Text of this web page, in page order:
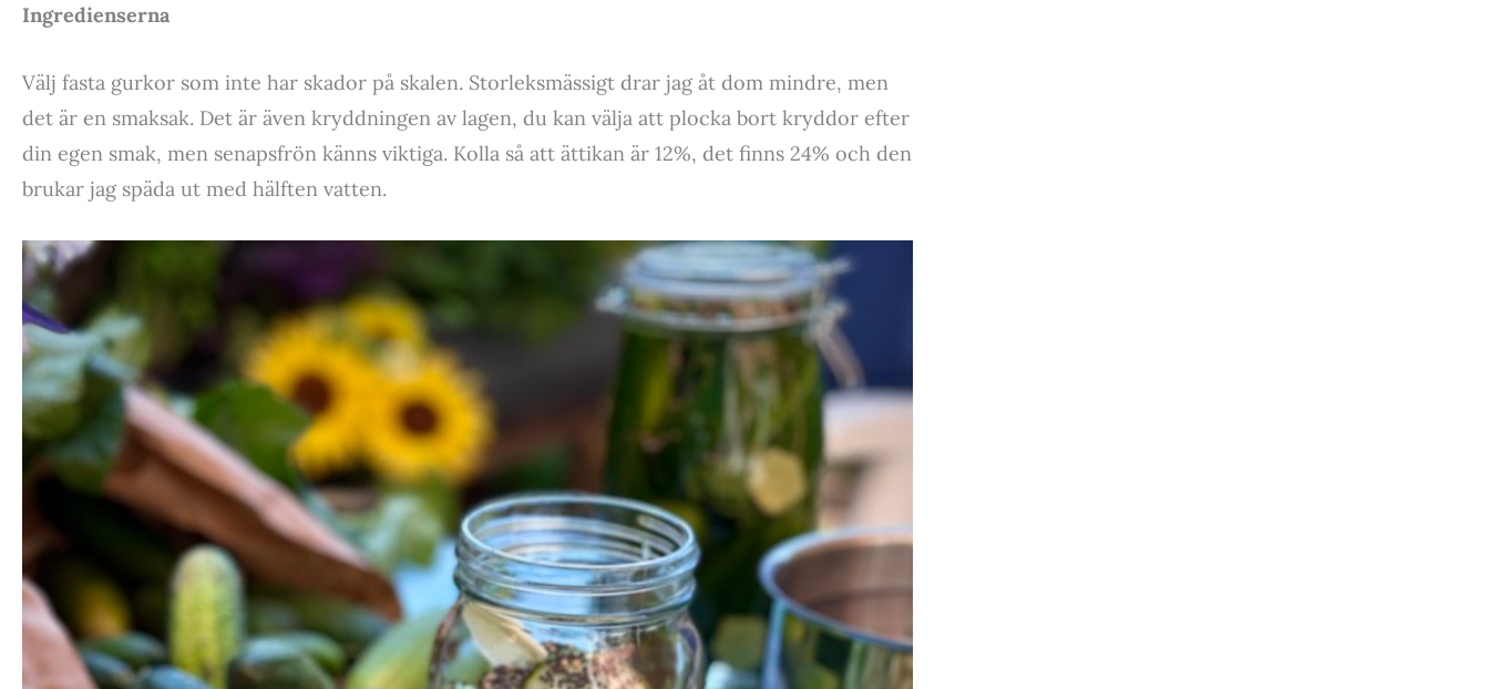
Ingredienserna
Välj fasta gurkor som inte har skador på skalen. Storleksmässigt drar jag åt dom mindre, men
det är en smaksak. Det är även kryddningen av lagen, du kan välja att plocka bort kryddor efter
din egen smak, men senapsfrön känns viktiga. Kolla så att ättikan är 12%, det finns 24% och den
brukar jag späda ut med hälften vatten.